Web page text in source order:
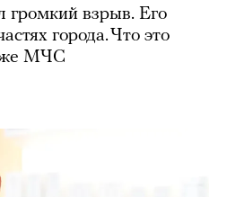
громкий взрыв. Его
города. Что это
МЧС